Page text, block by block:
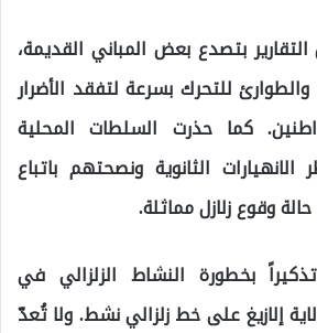
بتصدع بعض المباني القديمة،
للتحرك بسرعة لتفقد الأضرار
كما حذرت السلطات المحلية
الثانوية ونصحتهم باتباع
وقوع زلازل مماثلة.
بخطورة النشاط الزلزالي في
إلازيغ على خط زلزالي نشط. ولا تُعدّ